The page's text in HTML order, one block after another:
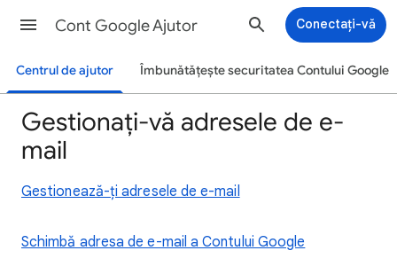
Cont Google Ajutor Conectați-vă
Centrul de ajutor Îmbunătățește securitatea Contului Google
Gestionați-vă adresele de e-
mail
Gestionează-ți adresele de e-mail
Schimbă adresa de e-mail a Contului Google